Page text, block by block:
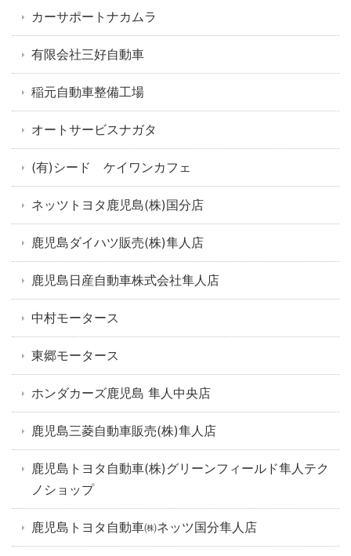
カーサポートナカムラ
有限会社三好自動車
稲元自動車整備工場
オートサービスナガタ
(有)シード ケイワンカフェ
ネッツトヨタ鹿児島(株)国分店
鹿児島ダイハツ販売(株)隼人店
鹿児島日産自動車株式会社隼人店
中村モータース
東郷モータース
ホンダカーズ鹿児島 隼人中央店
鹿児島三菱自動車販売(株)隼人店
鹿児島トヨタ自動車(株)グリーンフィールド隼人テク
ノショップ
鹿児島トヨタ自動車㈱ネッツ国分隼人店